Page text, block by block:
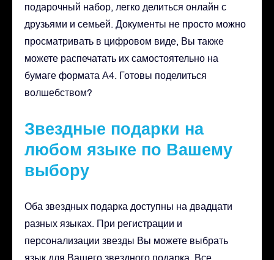
подарочный набор, легко делиться онлайн с
друзьями и семьей. Документы не просто можно
просматривать в цифровом виде, Вы также
можете распечатать их самостоятельно на
бумаге формата А4. Готовы поделиться
волшебством?
Звездные подарки на
любом языке по Вашему
выбору
Оба звездных подарка доступны на двадцати
разных языках. При регистрации и
персонализации звезды Вы можете выбрать
язык для Вашего звездного подарка. Все